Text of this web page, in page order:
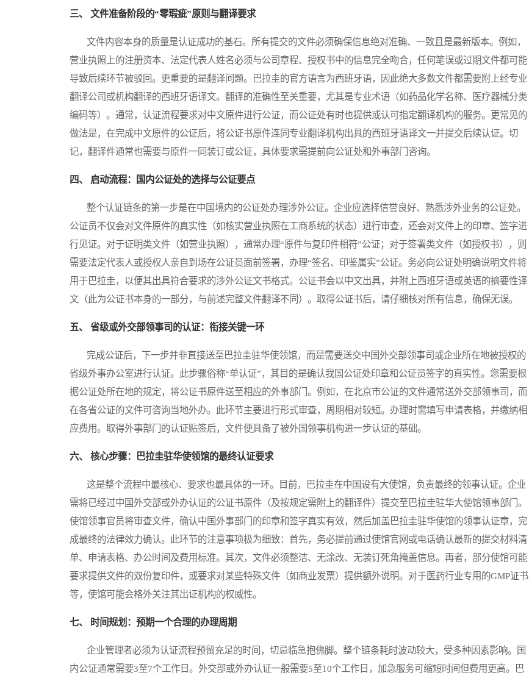
三、 文件准备阶段的“零瑕疵”原则与翻译要求
文件内容本身的质量是认证成功的基石。所有提交的文件必须确保信息绝对准确、一致且是最新版本。例如，
营业执照上的注册资本、法定代表人姓名必须与公司章程、授权书中的信息完全吻合，任何笔误或过期文件都可能
导致后续环节被驳回。更重要的是翻译问题。巴拉圭的官方语言为西班牙语，因此绝大多数文件都需要附上经专业
翻译公司或机构翻译的西班牙语译文。翻译的准确性至关重要，尤其是专业术语（如药品化学名称、医疗器械分类
编码等）。通常，认证流程要求对中文原件进行公证，而公证处有时也提供或认可指定翻译机构的服务。更常见的
做法是，在完成中文原件的公证后，将公证书原件连同专业翻译机构出具的西班牙语译文一并提交后续认证。切
记，翻译件通常也需要与原件一同装订或公证，具体要求需提前向公证处和外事部门咨询。
四、 启动流程：国内公证处的选择与公证要点
整个认证链条的第一步是在中国境内的公证处办理涉外公证。企业应选择信誉良好、熟悉涉外业务的公证处。
公证员不仅会对文件原件的真实性（如核实营业执照在工商系统的状态）进行审查，还会对文件上的印章、签字进
行见证。对于证明类文件（如营业执照），通常办理“原件与复印件相符”公证；对于签署类文件（如授权书），则
需要法定代表人或授权人亲自到场在公证员面前签署，办理“签名、印鉴属实”公证。务必向公证处明确说明文件将
用于巴拉圭，以便其出具符合要求的涉外公证文书格式。公证书会以中文出具，并附上西班牙语或英语的摘要性译
文（此为公证书本身的一部分，与前述完整文件翻译不同）。取得公证书后，请仔细核对所有信息，确保无误。
五、 省级或外交部领事司的认证：衔接关键一环
完成公证后，下一步并非直接送至巴拉圭驻华使领馆，而是需要送交中国外交部领事司或企业所在地被授权的
省级外事办公室进行认证。此步骤俗称“单认证”，其目的是确认我国公证处印章和公证员签字的真实性。您需要根
据公证处所在地的规定，将公证书原件送至相应的外事部门。例如，在北京市公证的文件通常送外交部领事司，而
在各省公证的文件可咨询当地外办。此环节主要进行形式审查，周期相对较短。办理时需填写申请表格，并缴纳相
应费用。取得外事部门的认证贴签后，文件便具备了被外国领事机构进一步认证的基础。
六、 核心步骤：巴拉圭驻华使领馆的最终认证要求
这是整个流程中最核心、要求也最具体的一环。目前，巴拉圭在中国设有大使馆，负责最终的领事认证。企业
需将已经过中国外交部或外办认证的公证书原件（及按规定需附上的翻译件）提交至巴拉圭驻华大使馆领事部门。
使馆领事官员将审查文件，确认中国外事部门的印章和签字真实有效，然后加盖巴拉圭驻华使馆的领事认证章，完
成最终的法律效力确认。此环节的注意事项极为细致：首先，务必提前通过使馆官网或电话确认最新的提交材料清
单、申请表格、办公时间及费用标准。其次，文件必须整洁、无涂改、无装订死角掩盖信息。再者，部分使馆可能
要求提供文件的双份复印件，或要求对某些特殊文件（如商业发票）提供额外说明。对于医药行业专用的GMP证书
等，使馆可能会格外关注其出证机构的权威性。
七、 时间规划：预期一个合理的办理周期
企业管理者必须为认证流程预留充足的时间，切忌临急抱佛脚。整个链条耗时波动较大，受多种因素影响。国
内公证通常需要3至7个工作日。外交部或外办认证一般需要5至10个工作日，加急服务可缩短时间但费用更高。巴